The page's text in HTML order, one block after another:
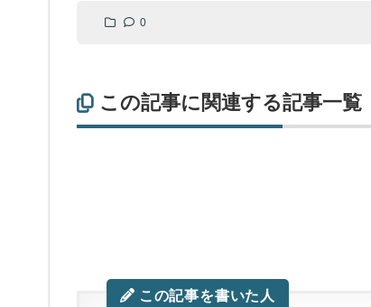
0
この記事に関連する記事一覧
この記事を書いた人